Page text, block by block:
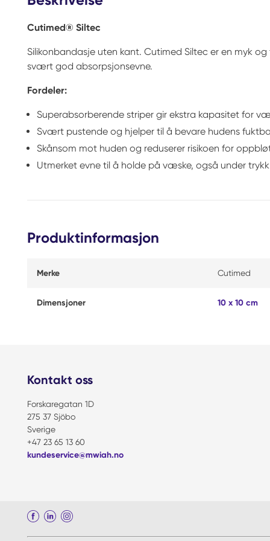
Cutimed® Siltec
Silikonbandasje uten kant. Cutimed Siltec er en myk
svært god absorpsjonsevne.
Fordeler:
Superabsorberende striper gir ekstra kapasitet for
Svært pustende og hjelper til å bevare hudens
Skånsom mot huden og reduserer risikoen for
Utmerket evne til å holde på væske, også under trykk
Produktinformasjon
Merke Cutimed
Dimensjoner 10 x 10 cm
Kontakt oss
Forskaregatan 1D
275 37 Sjöbo
Sverige
+47 23 65 13 60
kundeservice@mwiah.no